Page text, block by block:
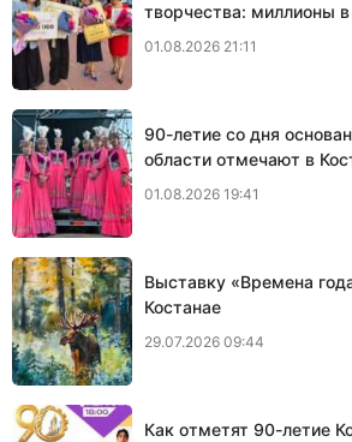
творчества: миллионы в
01.08.2026 21:11
90-летие со дня
области отмечают в
01.08.2026 19:41
Выставку «Времена
Костанае
29.07.2026 09:44
Как отметят 90-летие